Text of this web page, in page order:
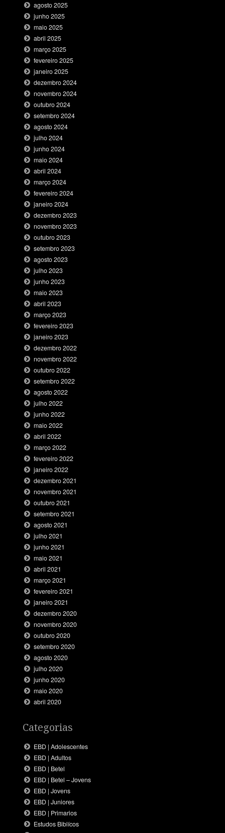
agosto 2025
junho 2025
maio 2025
abril 2025
março 2025
fevereiro 2025
janeiro 2025
dezembro 2024
novembro 2024
outubro 2024
setembro 2024
agosto 2024
julho 2024
junho 2024
maio 2024
abril 2024
março 2024
fevereiro 2024
janeiro 2024
dezembro 2023
novembro 2023
outubro 2023
setembro 2023
agosto 2023
julho 2023
junho 2023
maio 2023
abril 2023
março 2023
fevereiro 2023
janeiro 2023
dezembro 2022
novembro 2022
outubro 2022
setembro 2022
agosto 2022
julho 2022
junho 2022
maio 2022
abril 2022
março 2022
fevereiro 2022
janeiro 2022
dezembro 2021
novembro 2021
outubro 2021
setembro 2021
agosto 2021
julho 2021
junho 2021
maio 2021
abril 2021
março 2021
fevereiro 2021
janeiro 2021
dezembro 2020
novembro 2020
outubro 2020
setembro 2020
agosto 2020
julho 2020
junho 2020
maio 2020
abril 2020
Categorias
EBD | Adolescentes
EBD | Adultos
EBD | Betel
EBD | Betel – Jovens
EBD | Jovens
EBD | Juniores
EBD | Primarios
Estudos Biblícos